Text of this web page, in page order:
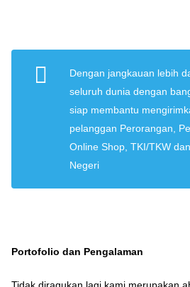
Dengan jangkauan lebih
seluruh dunia dengan
siap membantu
pelanggan Perorangan,
Online Shop, TKI/TKW
Negeri
Portofolio dan Pengalaman